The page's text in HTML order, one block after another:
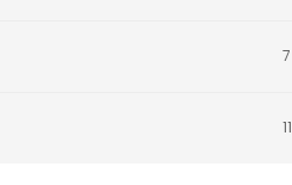
7
11